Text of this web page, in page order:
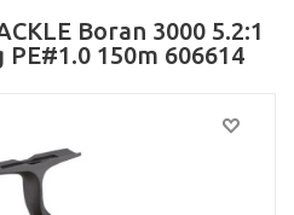
Boran 3000 5.2:1
150m 606614